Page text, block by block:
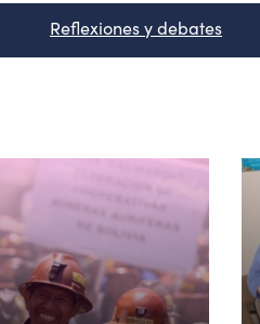
Reflexiones y debates